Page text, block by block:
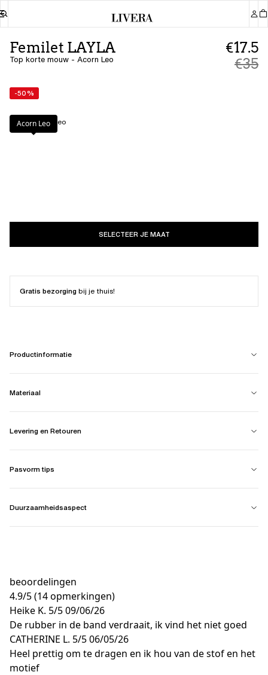
Femilet LAYLA
Top korte mouw - Acorn Leo
€17.5
€35
-50%
Kleur:Acorn Leo
Acorn Leo
SELECTEER JE MAAT
Gratis bezorgingbij je thuis!
Productinformatie
Materiaal
Levering en Retouren
Pasvorm tips
Duurzaamheidsaspect
beoordelingen
4.9/5(14 opmerkingen)
Heike K. 5/509/06/26
De rubber in de band verdraait, ik vind het niet goed
CATHERINE L. 5/506/05/26
Heel prettig om te dragen en ik hou van de stof en het
motief